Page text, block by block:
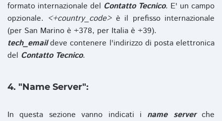
formato internazionale del Contatto Tecnico. E' un campo
opzionale. <+country_code>è il prefisso internazionale
(per San Marino è +378, per Italia è +39).
tech_emaildeve contenere l'indirizzo di posta elettronica
del Contatto Tecnico.
4. "Name Server":
In questa sezione vanno indicati i name serverche